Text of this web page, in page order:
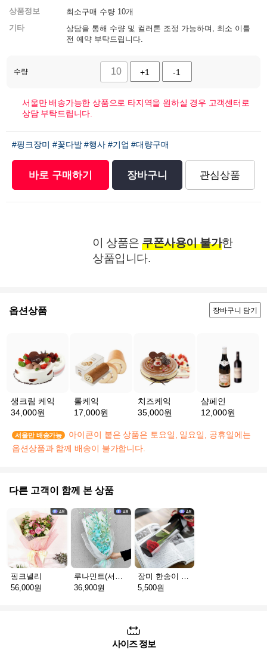
상품정보
최소구매 수량 10개
기타
상담을 통해 수량 및 컬러톤 조정 가능하며, 최소 이틀
전 예약 부탁드립니다.
수량 +1 -1
서울만 배송가능한 상품으로 타지역을 원하실 경우 고객센터로
상담 부탁드립니다.
#핑크장미 #꽃다발 #행사 #기업 #대량구매
바로 구매하기 장바구니 관심상품
이 상품은 쿠폰사용이 불가한
상품입니다.
옵션상품 장바구니 담기
생크림 케익
34,000원
롤케익
17,000원
치즈케익
35,000원
샴페인
12,000원
서울만 배송가능
아이콘이 붙은 상품은 토요일, 일요일, 공휴일에는
옵션상품과 함께 배송이 불가합니다.
다른 고객이 함께 본 상품
핑크넬리
56,000원
36,900원
5,500원
사이즈 정보